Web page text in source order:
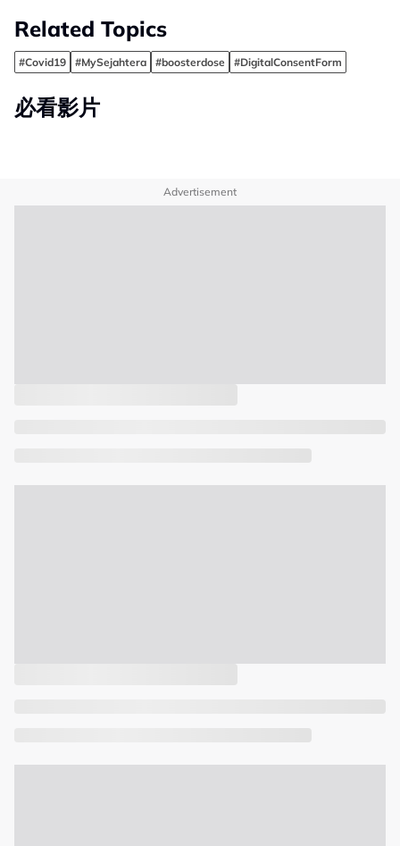
Related Topics
#Covid19 #MySejahtera #boosterdose #DigitalConsentForm
必看影片
Advertisement